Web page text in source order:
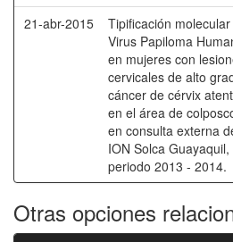
21-abr-2015
Tipificación molecular
Virus Papiloma
en mujeres con
cervicales de alto
cáncer de cérvix
en el área de
en consulta externa
ION Solca Guayaquil,
periodo 2013 - 2014.
Otras opciones